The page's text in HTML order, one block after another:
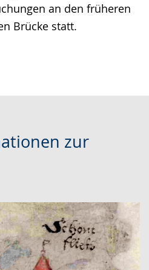
an den früheren
Brücke statt.
zur